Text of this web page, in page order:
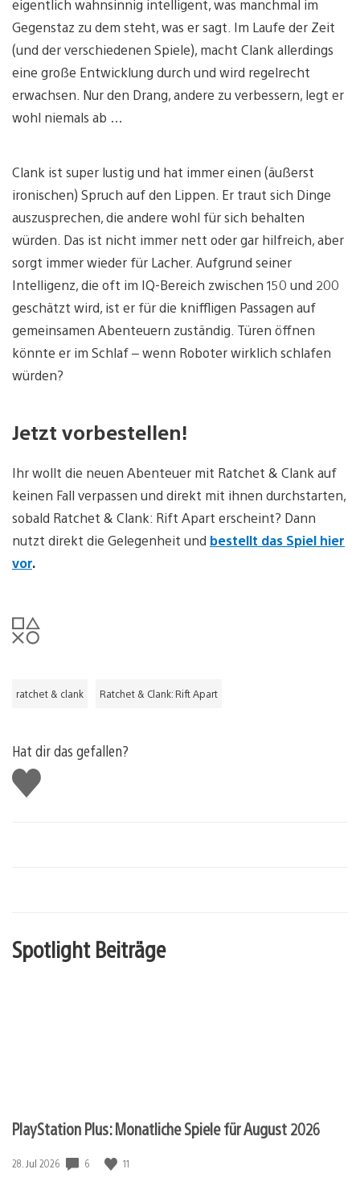
eigentlich wahnsinnig intelligent, was manchmal im
Gegenstaz zu dem steht, was er sagt. Im Laufe der Zeit
(und der verschiedenen Spiele), macht Clank allerdings
eine große Entwicklung durch und wird regelrecht
erwachsen. Nur den Drang, andere zu verbessern, legt er
wohl niemals ab …
Clank ist super lustig und hat immer einen (äußerst
ironischen) Spruch auf den Lippen. Er traut sich Dinge
auszusprechen, die andere wohl für sich behalten
würden. Das ist nicht immer nett oder gar hilfreich, aber
sorgt immer wieder für Lacher. Aufgrund seiner
Intelligenz, die oft im IQ-Bereich zwischen 150 und 200
geschätzt wird, ist er für die kniffligen Passagen auf
gemeinsamen Abenteuern zuständig. Türen öffnen
könnte er im Schlaf – wenn Roboter wirklich schlafen
würden?
Jetzt vorbestellen!
Ihr wollt die neuen Abenteuer mit Ratchet & Clank auf
keinen Fall verpassen und direkt mit ihnen durchstarten,
sobald Ratchet & Clank: Rift Apart erscheint? Dann
nutzt direkt die Gelegenheit und bestellt das Spiel hier
vor.
ratchet & clank Ratchet & Clank: Rift Apart
Hat dir das gefallen?
Gefällt
mir
Spotlight Beiträge
PlayStation Plus: Monatliche Spiele für August 2026
Veröffentlichungsdatum:
28. Jul 2026 6 11